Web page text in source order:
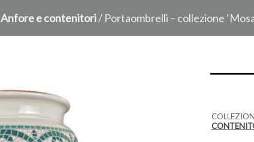
Anfore e contenitori/ Portaombrelli – collezione